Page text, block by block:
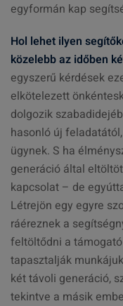
egyformán kap
Hol lehet ilyen
közelebb az időben
egyszerű kérdések
elkötelezett
dolgozik
hasonló új
ügynek. S ha
generáció által
kapcsolat – de
Létrejön egy egyre
ráéreznek a
feltöltődni a
tapasztalják
két távoli generáció,
tekintve a másik